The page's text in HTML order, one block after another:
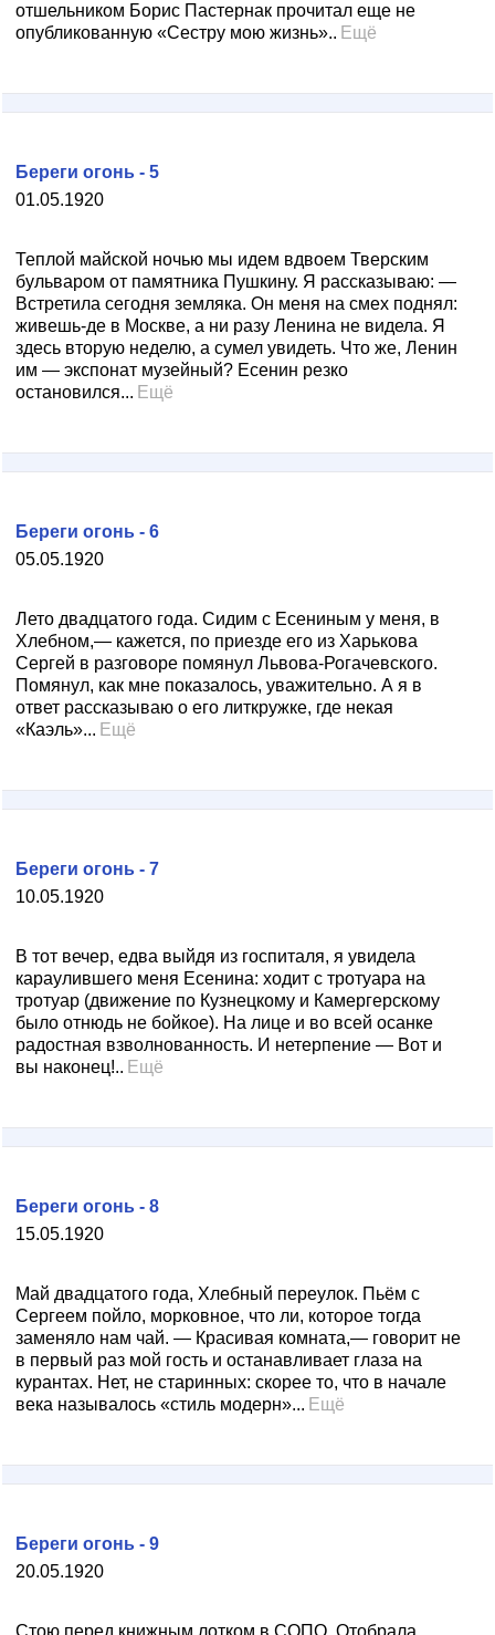
отшельником Борис Пастернак прочитал еще не
опубликованную «Сестру мою жизнь».. Ещё
01.05.1920
Береги огонь - 5
Теплой майской ночью мы идем вдвоем Тверским
бульваром от памятника Пушкину. Я рассказываю: —
Встретила сегодня земляка. Он меня на смех поднял:
живешь-де в Москве, а ни разу Ленина не видела. Я
здесь вторую неделю, а сумел увидеть. Что же, Ленин
им — экспонат музейный? Есенин резко
остановился... Ещё
05.05.1920
Береги огонь - 6
Лето двадцатого года. Сидим с Есениным у меня, в
Хлебном,— кажется, по приезде его из Харькова
Сергей в разговоре помянул Львова-Рогачевского.
Помянул, как мне показалось, уважительно. А я в
ответ рассказываю о его литкружке, где некая
«Каэль»... Ещё
10.05.1920
Береги огонь - 7
В тот вечер, едва выйдя из госпиталя, я увидела
караулившего меня Есенина: ходит с тротуара на
тротуар (движение по Кузнецкому и Камергерскому
было отнюдь не бойкое). На лице и во всей осанке
радостная взволнованность. И нетерпение — Вот и
вы наконец!.. Ещё
15.05.1920
Береги огонь - 8
Май двадцатого года, Хлебный переулок. Пьём с
Сергеем пойло, морковное, что ли, которое тогда
заменяло нам чай. — Красивая комната,— говорит не
в первый раз мой гость и останавливает глаза на
курантах. Нет, не старинных: скорее то, что в начале
века называлось «стиль модерн»... Ещё
20.05.1920
Береги огонь - 9
Стою перед книжным лотком в СОПО. Отобрала